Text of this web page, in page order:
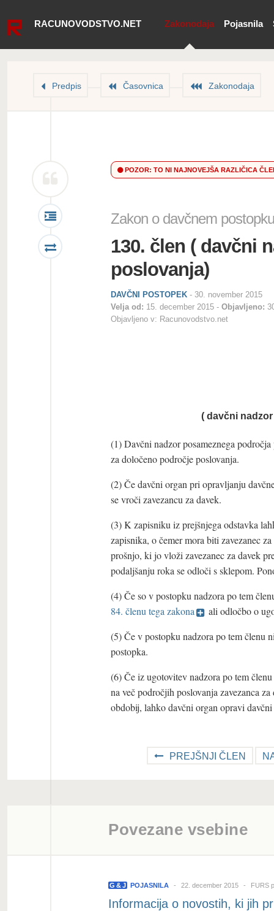
RACUNOVODSTVO.NET Zakonodaja Pojasnila
Predpis Časovnica Zakonodaja
POZOR: TO NI NAJNOVEJŠA RAZLIČICA
Zakon o davčnem
130. člen ( davčni
poslovanja)
DAVČNI POSTOPEK - 30. november 2015
Velja od: 15. december 2015 Objavljeno:
Objavljeno v: Racunovodstvo.net
( davčni
(1) Davčni nadzor posameznega
za določeno področje poslovanja.
(2) Če davčni organ pri opravljanju
se vroči zavezancu za davek.
(3) K zapisniku iz prejšnjega odstavka
zapisnika, o čemer mora biti zavezanec
prošnjo, ki jo vloži zavezanec za davek
podaljšanju roka se odloči s sklepom.
(4) Če so v postopku nadzora po tem
84. členu tega zakona
ali odločbo o
(5) Če v postopku nadzora po tem členu
postopka.
(6) Če iz ugotovitev nadzora po tem
na več področjih poslovanja zavezanca
obdobij, lahko davčni organ opravi
PREJŠNJI ČLEN
Povezane vsebine
G &J POJASNILA 22. december 2015 FURS
Informacija o novostih, ki jih